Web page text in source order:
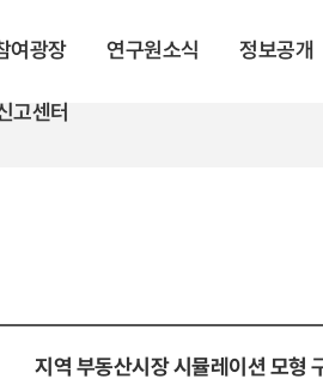
여광장 연구원소식 정보공개
고센터
지역 부동산시장 시뮬레이션 모형